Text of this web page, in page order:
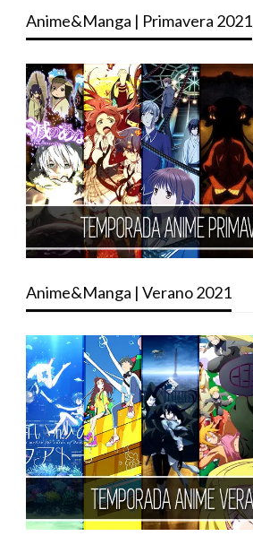
Anime&Manga | Primavera 2021
Anime&Manga | Verano 2021